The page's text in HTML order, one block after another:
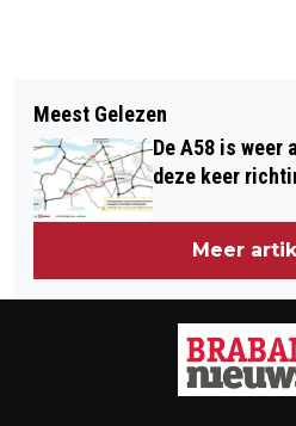
[VIDEO] DODE BIJ
TUINBOUWWEG IN
A59 WEEKEND LANG
HEUSDEN EN
Meest Gelezen
De A58 is weer
deze keer
Meer